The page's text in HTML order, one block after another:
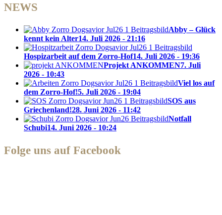
NEWS
Abby – Glück
kennt kein Alter14. Juli 2026 - 21:16
Hospizarbeit auf dem Zorro-Hof14. Juli 2026 - 19:36
Projekt ANKOMMEN7. Juli
2026 - 10:43
Viel los auf
dem Zorro-Hof!5. Juli 2026 - 19:04
SOS aus
Griechenland!28. Juni 2026 - 11:42
Notfall
Schubi14. Juni 2026 - 10:24
Folge uns auf Facebook